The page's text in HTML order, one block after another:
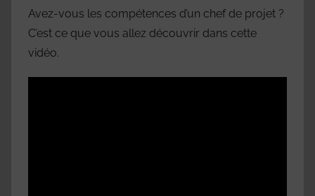
Avez-vous les compétences d’un chef de projet ?
C’est ce que vous allez découvrir dans cette
vidéo.